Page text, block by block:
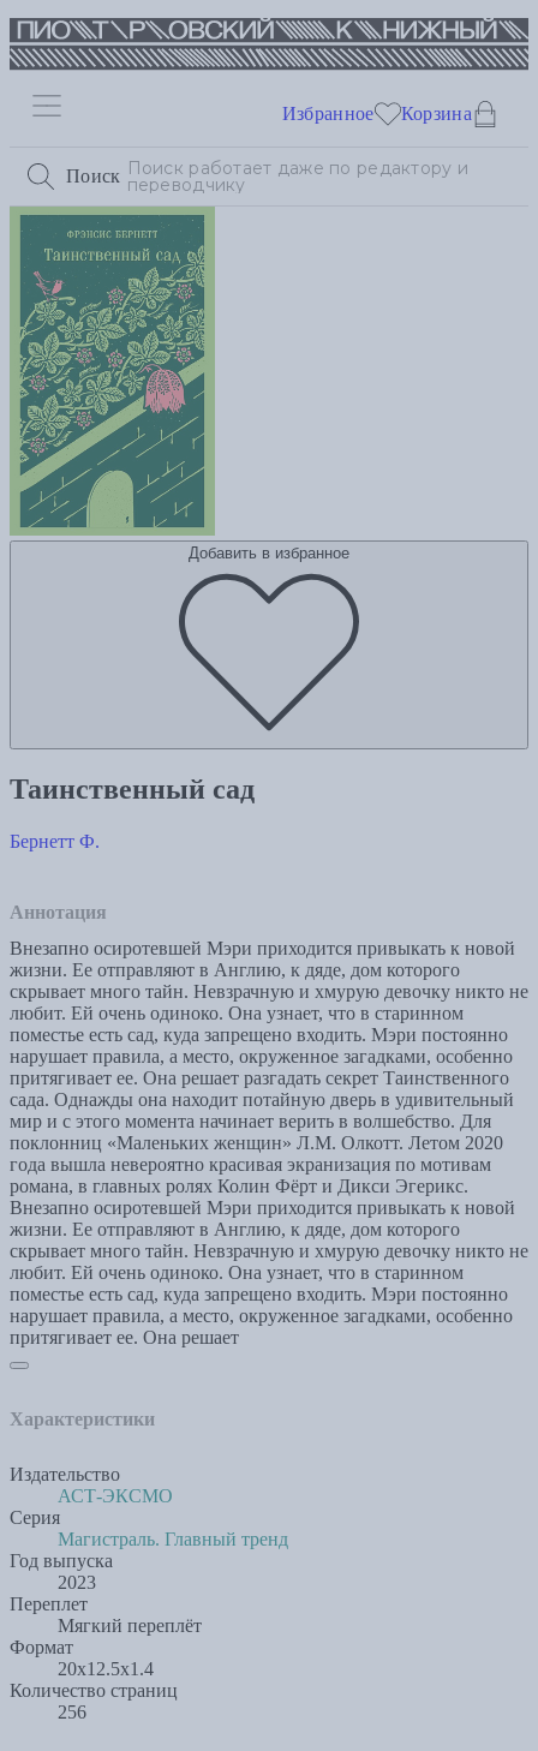
Поиск
Избранное Корзина
Добавить в избранное
Таинственный сад
Бернетт Ф.
Аннотация
Внезапно осиротевшей Мэри приходится привыкать к новой
жизни. Ее отправляют в Англию, к дяде, дом которого
скрывает много тайн. Невзрачную и хмурую девочку никто не
любит. Ей очень одиноко. Она узнает, что в старинном
поместье есть сад, куда запрещено входить. Мэри постоянно
нарушает правила, а место, окруженное загадками, особенно
притягивает ее. Она решает разгадать секрет Таинственного
сада. Однажды она находит потайную дверь в удивительный
мир и с этого момента начинает верить в волшебство. Для
поклонниц «Маленьких женщин» Л.М. Олкотт. Летом 2020
года вышла невероятно красивая экранизация по мотивам
романа, в главных ролях Колин Фёрт и Дикси Эгерикс.
Внезапно осиротевшей Мэри приходится привыкать к новой
жизни. Ее отправляют в Англию, к дяде, дом которого
скрывает много тайн. Невзрачную и хмурую девочку никто не
любит. Ей очень одиноко. Она узнает, что в старинном
поместье есть сад, куда запрещено входить. Мэри постоянно
нарушает правила, а место, окруженное загадками, особенно
притягивает ее. Она решает
Характеристики
Издательство
АСТ-ЭКСМО
Серия
Магистраль. Главный тренд
Год выпуска
2023
Переплет
Мягкий переплёт
Формат
20x12.5x1.4
Количество страниц
256